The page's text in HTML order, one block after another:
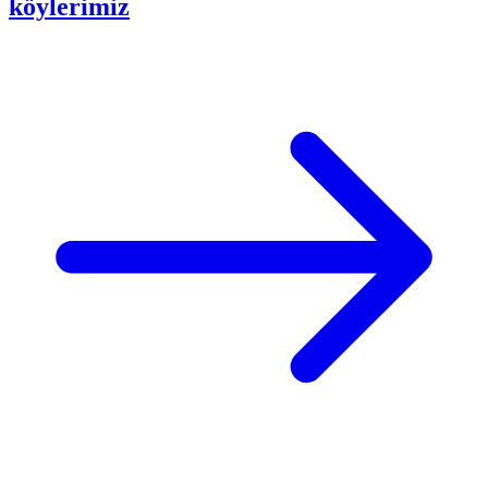
köylerimiz